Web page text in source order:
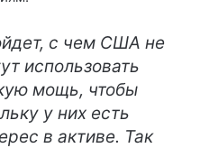
с чем США не
использовать
мощь, чтобы
у них есть
в активе. Так